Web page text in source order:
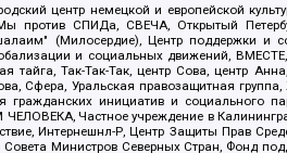
центр немецкой и европейской
СПИДа, СВЕЧА, Открытый
(Милосердие), Центр поддержки и
и социальных движений,
тайга, Так-Так-Так, центр Сова, центр
Сфера, Уральская правозащитная
гражданских инициатив и социального
Частное учреждение в
Интернешнл-Р, Центр Защиты Прав
Министров Северных Стран, Фонд